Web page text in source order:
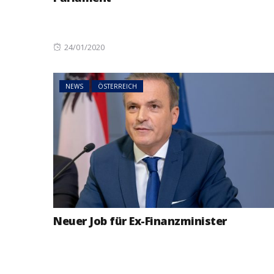
Posted
24/01/2020
NEWS ÖSTERREICH
Neuer Job für Ex-Finanzminister